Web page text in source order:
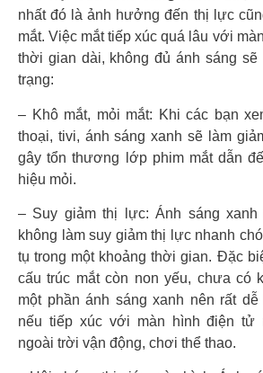
nhất đó là ảnh hưởng đến thị lực
mắt. Việc mắt tiếp xúc quá lâu với
thời gian dài, không đủ ánh sáng sẽ
trạng:
– Khô mắt, mỏi mắt: Khi các bạn
thoại, tivi, ánh sáng xanh sẽ làm
gây tổn thương lớp phim mắt dẫn
hiệu mỏi.
– Suy giảm thị lực: Ánh sáng
không làm suy giảm thị lực nhanh
tụ trong một khoảng thời gian. Đặc
cấu trúc mắt còn non yếu, chưa có
một phần ánh sáng xanh nên rất
nếu tiếp xúc với màn hình điện tử
ngoài trời vận động, chơi thể thao.